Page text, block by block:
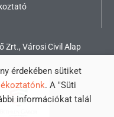
Zrt., Városi Civil Alap
érdekében sütiket
. A "Süti
információkat talál